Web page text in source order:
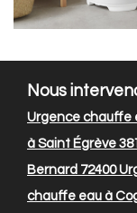
Nous
Urgence chauffe
à Saint Égrève
Bernard 72400
chauffe eau à